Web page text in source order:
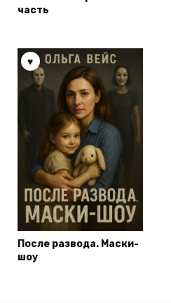
часть
После развода. Маски-
шоу